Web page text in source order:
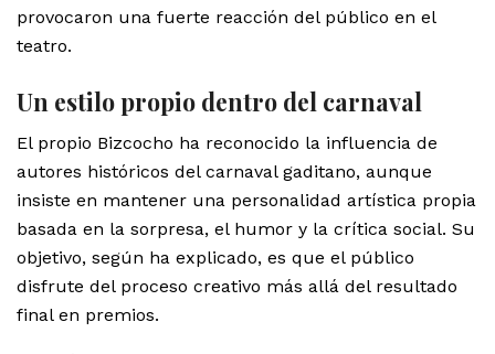
provocaron una fuerte reacción del público en el
teatro.
Un estilo propio dentro del carnaval
El propio Bizcocho ha reconocido la influencia de
autores históricos del carnaval gaditano, aunque
insiste en mantener una personalidad artística propia
basada en la sorpresa, el humor y la crítica social. Su
objetivo, según ha explicado, es que el público
disfrute del proceso creativo más allá del resultado
final en premios.